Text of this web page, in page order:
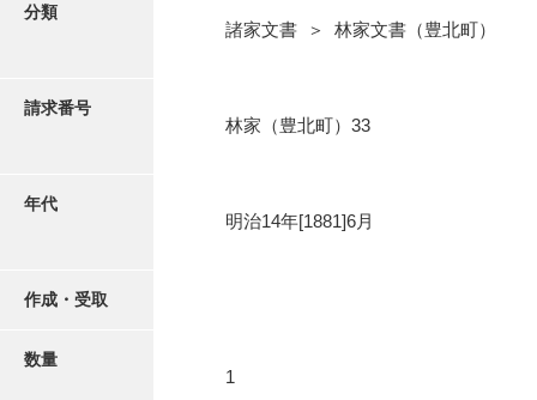
写真・絵はがき
近代刊行写真帳類
分類
諸家文書 ＞ 林家文書（豊北町）
請求番号
林家（豊北町）33
年代
明治14年[1881]6月
作成・受取
数量
1